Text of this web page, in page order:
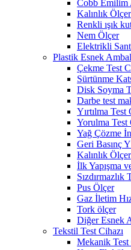
Cobb Emilim
Kalınlık Ölçer
Renkli ışık
Nem Ölçer
Elektrikli
Plastik Esnek
Çekme Test
Sürtünme
Disk Soyma
Darbe test
Yırtılma Test
Yorulma Test
Yağ Çözme
Geri Basınç
Kalınlık Ölçer
İlk Yapışma
Sızdırmazlık
Pus Ölçer
Gaz İletim
Tork ölçer
Diğer Esnek
Tekstil Test Cihazı
Mekanik Test